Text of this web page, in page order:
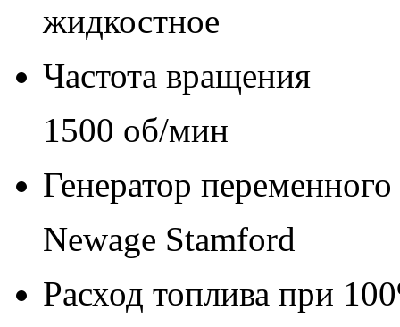
жидкостное
Частота вращения
1500 об/мин
Генератор переменного
Newage Stamford
Расход топлива при